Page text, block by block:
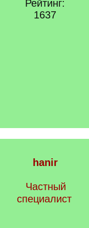
Рейтинг:
1637
hanir
Частный
специалист